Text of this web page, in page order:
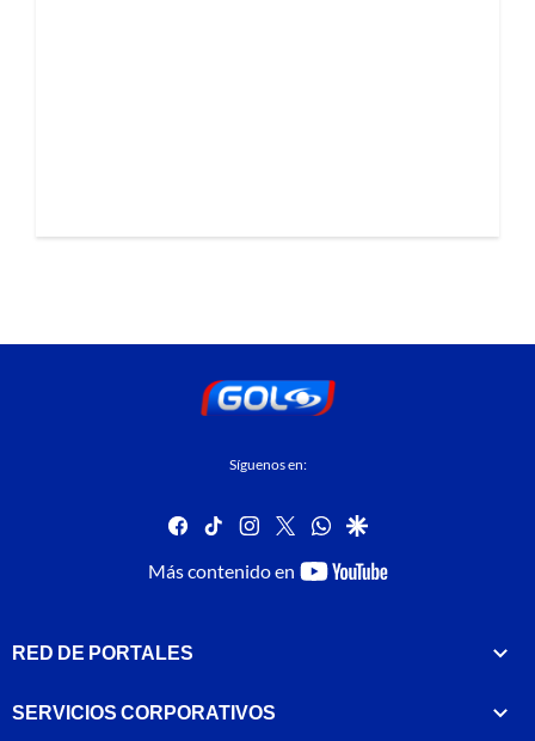
Síguenos en:
facebook
tiktok instagram
twitterwhatsapp
google
Más contenido en
youtube-
RED DE PORTALES
SERVICIOS CORPORATIVOS